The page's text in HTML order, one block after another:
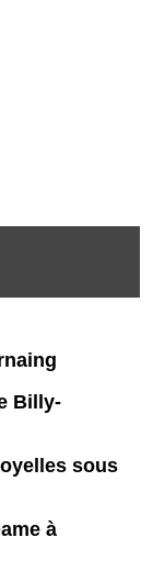
Billy-
sous
à